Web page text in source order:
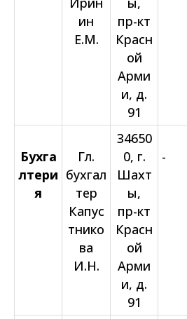
ин
Е.М.
пр-кт
Красн
ой
Арми
и, д.
91
Бухга
лтери
я
Гл.
бухгал
тер
Капус
тнико
ва
И.Н.
34650
0, г.
Шахт
ы,
пр-кт
Красн
ой
Арми
и, д.
91
-